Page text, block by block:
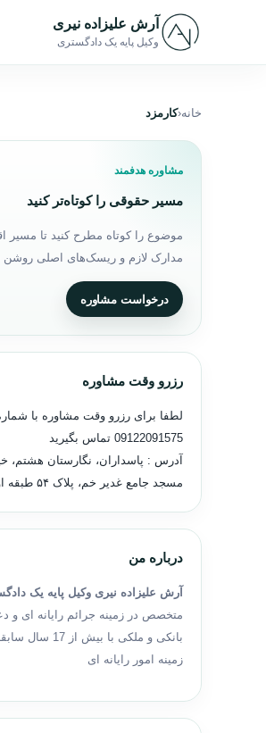
پرش به محتوا
آرش علیزاده نیری
وکیل پایه یک دادگستری
خانه کارمزد
مشاوره هدفمند
مسیر حقوقی را کوتاه‌تر کنید
موضوع را کوتاه مطرح کنید تا مسیر
مدارک لازم و ریسک‌های اصلی
درخواست مشاوره
رزرو وقت مشاوره
لطفا برای رزرو وقت مشاوره با
09122091575 تماس بگیرید
آدرس : پاسداران، نگارستان هشتم،
مسجد جامع غدیر خم، پلاک ۵۴ طبقه اول
درباره من
آرش علیزاده نیری وکیل پایه یک
متخصص در زمینه جرائم رایانه ای و
بانکی و ملکی با بیش از 17
زمینه امور رایانه ای